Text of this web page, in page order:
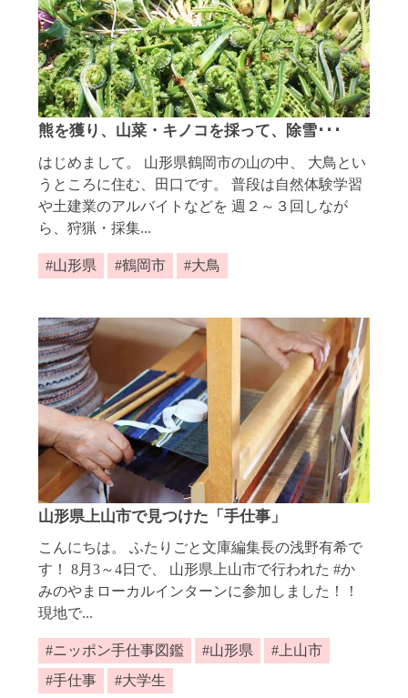
熊を獲り、山菜・キノコを採って、除雪･･･
はじめまして。 山形県鶴岡市の山の中、 大鳥とい
うところに住む、田口です。 普段は自然体験学習
や土建業のアルバイトなどを 週２～３回しなが
ら、狩猟・採集...
山形県 鶴岡市 大鳥
山形県上山市で見つけた「手仕事」
こんにちは。 ふたりごと文庫編集長の浅野有希で
す！ 8月3～4日で、 山形県上山市で行われた #か
みのやまローカルインターンに参加しました！！
現地で...
ニッポン手仕事図鑑 山形県
上山市
手仕事
大学生